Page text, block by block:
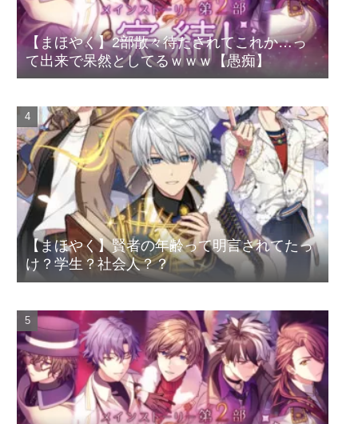
【まほやく】2部散々待たされてこれか…っ
て出来で呆然としてるｗｗｗ【愚痴】
【まほやく】賢者の年齢って明言されてたっ
け？学生？社会人？？